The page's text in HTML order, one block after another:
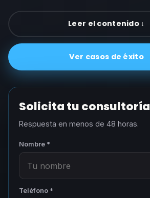
Leer el contenido ↓
Ver casos de éxito
Solicita tu consultoría
Respuesta en menos de 48 horas.
Nombre *
Teléfono *